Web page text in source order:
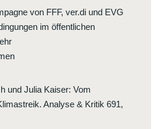
von FFF, ver.di und EVG
im öffentlichen
und Julia Kaiser:Vom
Analyse & Kritik 691,